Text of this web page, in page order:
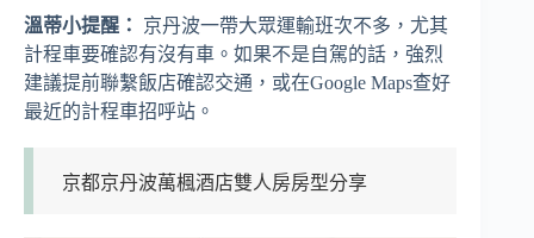
溫蒂小提醒：
京丹波一帶大眾運輸班次不多，尤其
計程車要確認有沒有車。如果不是自駕的話，強烈
建議提前聯繫飯店確認交通，或在Google Maps查好
最近的計程車招呼站。
京都京丹波萬楓酒店雙人房房型分享